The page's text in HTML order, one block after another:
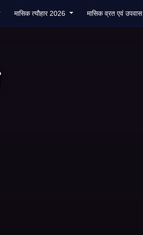
मासिक त्यौहार 2026 मासिक व्रत एवं उपवास